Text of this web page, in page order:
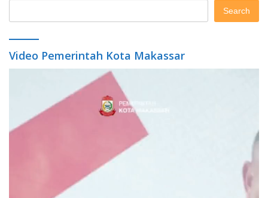
Search
Video Pemerintah Kota Makassar